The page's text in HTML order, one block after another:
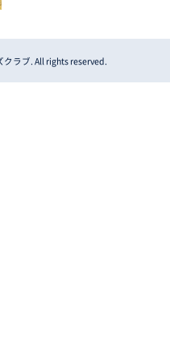
ラブ. All rights reserved.